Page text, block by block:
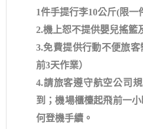
1件手提行李10公斤(限一
2.機上恕不提供嬰兒搖籃
3.免費提供行動不便旅
前3天作業）
4.請旅客遵守航空公司
到；機場櫃檯起飛前一
何登機手續。